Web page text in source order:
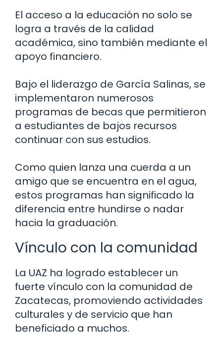
El acceso a la educación no solo se
logra a través de la calidad
académica, sino también mediante el
apoyo financiero.
Bajo el liderazgo de García Salinas, se
implementaron numerosos
programas de becas que permitieron
a estudiantes de bajos recursos
continuar con sus estudios.
Como quien lanza una cuerda a un
amigo que se encuentra en el agua,
estos programas han significado la
diferencia entre hundirse o nadar
hacia la graduación.
Vínculo con la comunidad
La UAZ ha logrado establecer un
fuerte vínculo con la comunidad de
Zacatecas, promoviendo actividades
culturales y de servicio que han
beneficiado a muchos.